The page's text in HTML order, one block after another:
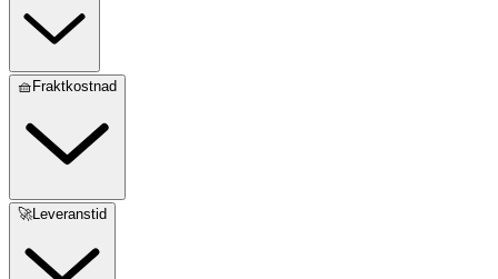
🧺Fraktkostnad
🚀Leveranstid